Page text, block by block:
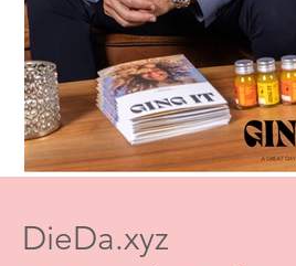
DieDa.xyz